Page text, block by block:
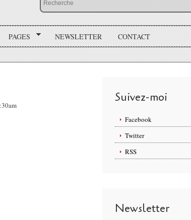
PAGES NEWSLETTER CONTACT
Suivez-moi
Facebook
Twitter
RSS
Newsletter